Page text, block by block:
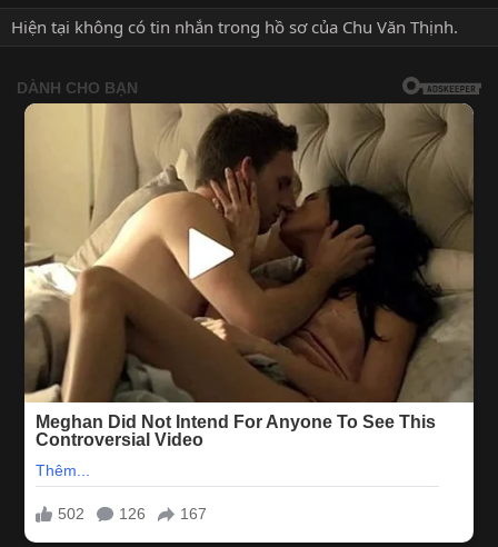
Hiện tại không có tin nhắn trong hồ sơ của Chu Văn Thịnh.